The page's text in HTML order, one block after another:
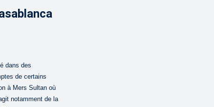
dans des
de certains
à Mers Sultan où
notamment de la